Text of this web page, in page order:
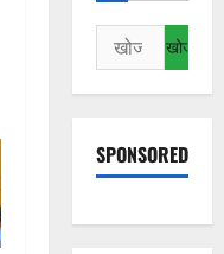
निम्न
को
खोजें:
SPONSORED